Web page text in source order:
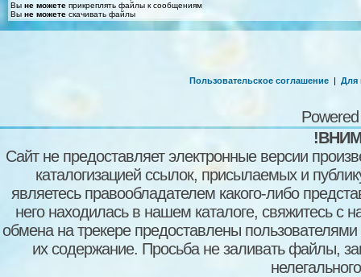
Вы не можете прикреплять файлы к сообщениям
Вы не можете скачивать файлы
Пользовательское соглашение | Для
Сайт не предоставляет электронные версии
каталогизацией ссылок, присылаемых и
являетесь правообладателем какого-либо
него находилась в нашем каталоге, свяжитесь
обмена на трекере предоставлены пользователями
их содержание. Просьба не заливать файлы,